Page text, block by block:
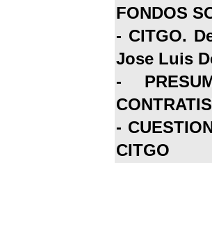
FONDOS
- CITGO.
Jose Luis
-
-
CITGO